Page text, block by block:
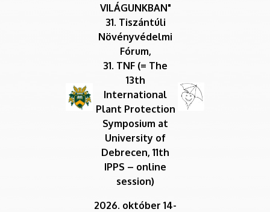
VILÁGUNKBAN"
31. Tiszántúli
Növényvédelmi
Fórum,
31. TNF (= The
13th
International
Plant Protection
Symposium at
University of
Debrecen, 11th
IPPS – online
session)
2026. október 14-